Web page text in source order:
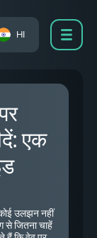
HI
एक
उलझन नहीं
से जितना चाहें